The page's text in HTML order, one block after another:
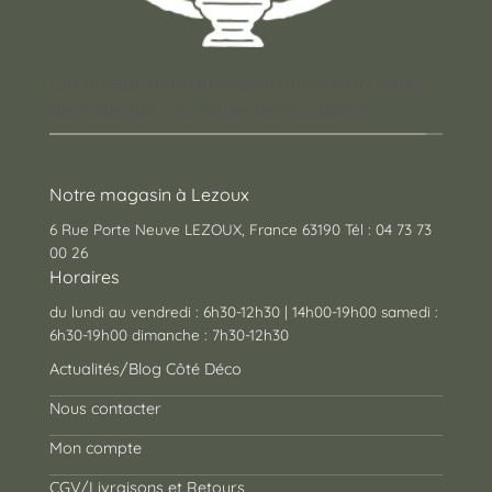
Notre magasin à Lezoux
6 Rue Porte Neuve LEZOUX, France 63190 Tél : 04 73 73
00 26
Horaires
du lundi au vendredi : 6h30-12h30 | 14h00-19h00 samedi :
6h30-19h00 dimanche : 7h30-12h30
Actualités/Blog Côté Déco
Nous contacter
Mon compte
CGV/Livraisons et Retours